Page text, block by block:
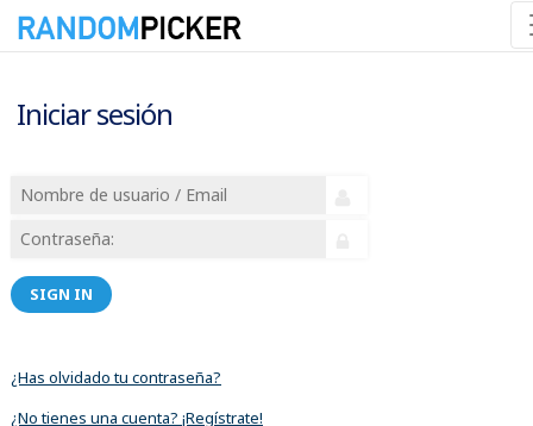
Iniciar sesión
SIGN IN
¿Has olvidado tu contraseña?
¿No tienes una cuenta? ¡Regístrate!